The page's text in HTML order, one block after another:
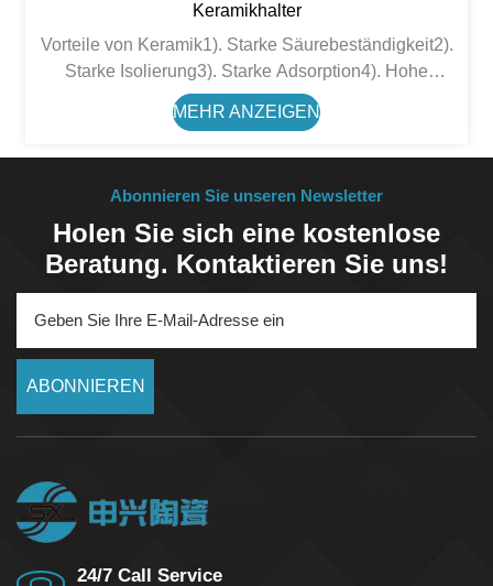
Keramikhalter
Vorteile von Keramik1). Starke Säurebeständigkeit2).
Starke Isolierung3). Starke Adsorption4). Hohe
Wärmedämmleistung 5). Chemische Stabilität6).
Hohe Druckfestigkeit
MEHR ANZEIGEN
Abonnieren Sie unseren Newsletter
Holen Sie sich eine kostenlose
Beratung. Kontaktieren Sie uns!
ABONNIEREN
24/7 Call Service